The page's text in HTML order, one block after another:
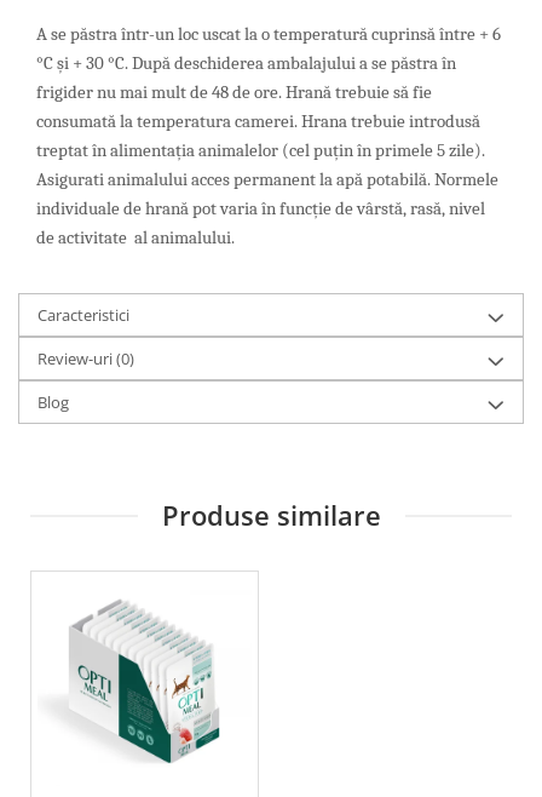
A se păstra într-un loc uscat la o temperatură cuprinsă între + 6
°C și + 30 °C. După deschiderea ambalajului a se păstra în
frigider nu mai mult de 48 de ore. Hrană trebuie să fie
consumată la temperatura camerei. Hrana trebuie introdusă
treptat în alimentația animalelor (cel puțin în primele 5 zile).
Asigurati animalului acces permanent la apă potabilă. Normele
individuale de hrană pot varia în funcție de vârstă, rasă, nivel
de activitate al animalului.
Caracteristici
Review-uri(0)
Blog
Produse similare